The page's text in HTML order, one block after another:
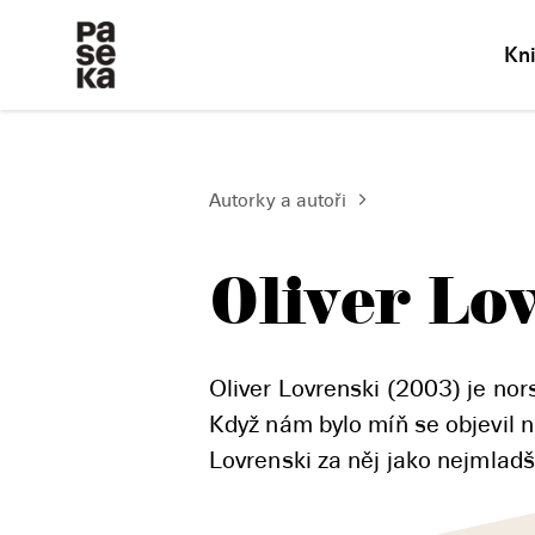
Autorky a autoři
Oliver
Oliver Lovrenski (2003) je
Když nám bylo míň se objevil
Lovrenski za něj jako